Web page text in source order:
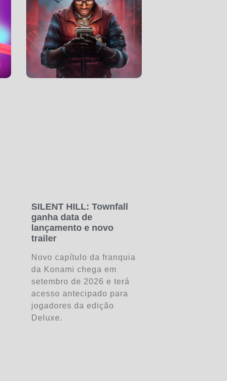
SILENT HILL: Townfall
ganha data de
lançamento e novo
trailer
Novo capítulo da franquia
da Konami chega em
setembro de 2026 e terá
acesso antecipado para
jogadores da edição
Deluxe.